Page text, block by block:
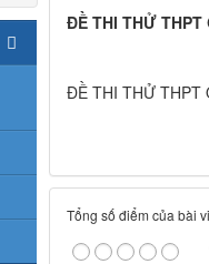
ĐỀ THI THỬ THPT
ĐỀ THI THỬ THPT
Tổng số điểm của bài